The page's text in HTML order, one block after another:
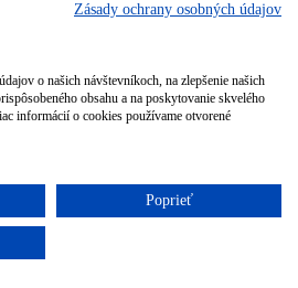
numerológia
kľúč života
Zásady ochrany osobných údajov
o našich návštevníkoch, na zlepšenie našich
obsahu a na poskytovanie skvelého
informácií o cookies používame otvorené
Poprieť